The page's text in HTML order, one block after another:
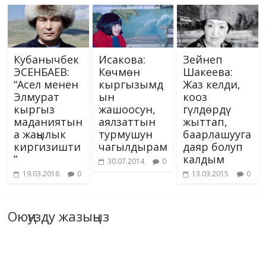
Кубанычбек
ЭСЕНБАЕВ:
“Асел менен
Элмурат
кыргыз
маданиятын
а жаңылык
киргизишти
”
19.03.2016 0
Исакова:
Көчмөн
кыргызымд
ын
жашоосун,
аялзаттын
турмушун
чагылдырам
30.07.2014 0
Зейнеп
Шакеева:
Жаз келди,
кооз
гүлдөрдү
жыттап,
баарлашууга
даяр болуп
калдым
13.03.2015 0
Оюңузду жазыңыз